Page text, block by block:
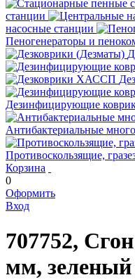
станции
насосные станции
Пеногенераторы и
Дезинфицирующие
Антибактериальные
Противоскользящие,
Корзина
0
Оформить
Вход
707752,
мм,